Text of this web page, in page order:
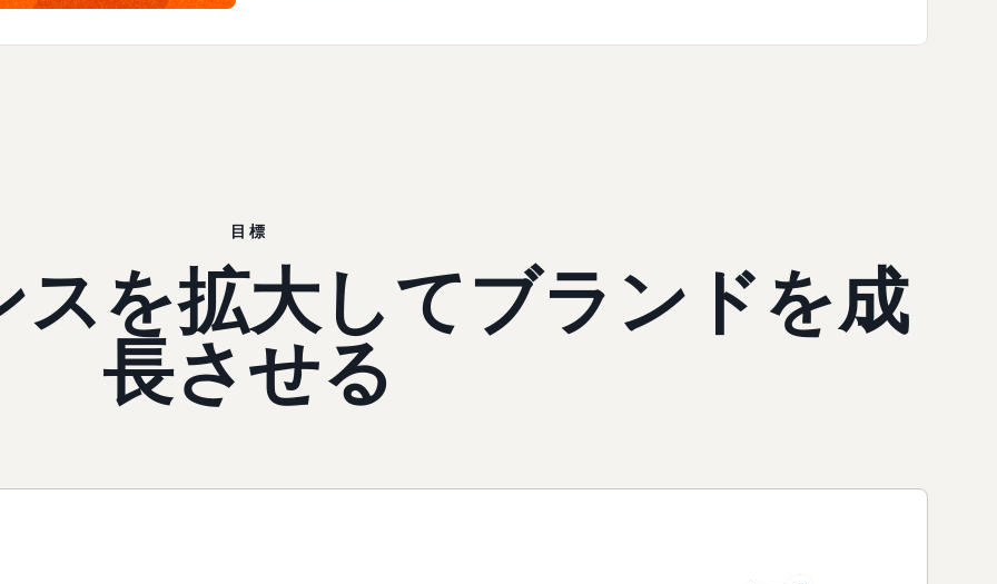
目標
スを拡大してブランドを成
長させる